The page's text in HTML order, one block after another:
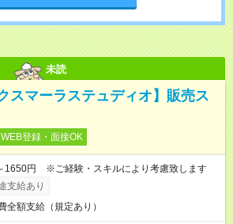
未読
スマーラステュディオ】販売ス
WEB登録・面接OK
1650円 ※ご経験・スキルにより考慮致します
支給あり
全額支給（規定あり）